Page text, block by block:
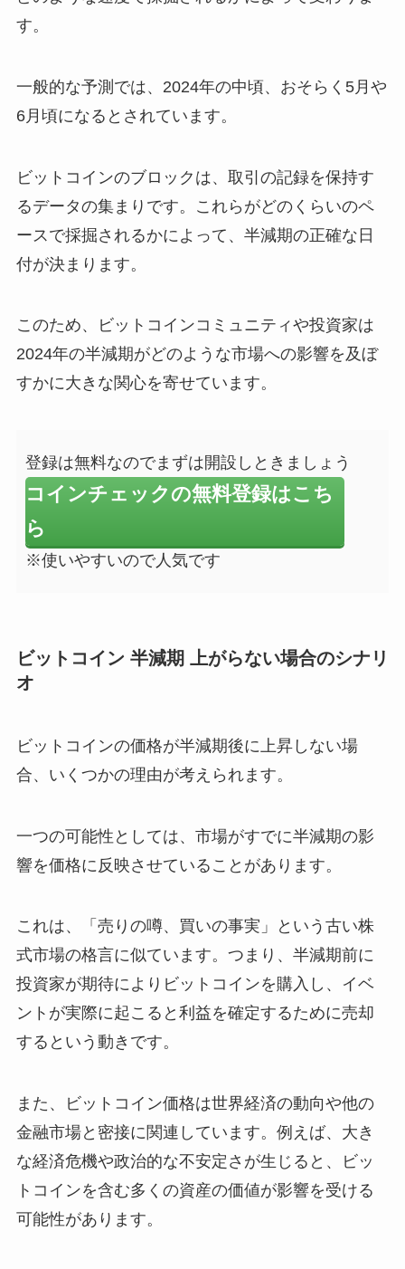
す。
一般的な予測では、2024年の中頃、おそらく5月や
6月頃になるとされています。
ビットコインのブロックは、取引の記録を保持す
るデータの集まりです。これらがどのくらいのペ
ースで採掘されるかによって、半減期の正確な日
付が決まります。
このため、ビットコインコミュニティや投資家は
2024年の半減期がどのような市場への影響を及ぼ
すかに大きな関心を寄せています。
登録は無料なのでまずは開設しときましょう
コインチェックの無料登録はこち
ら
※使いやすいので人気です
ビットコイン 半減期 上がらない場合のシナリ
オ
ビットコインの価格が半減期後に上昇しない場
合、いくつかの理由が考えられます。
一つの可能性としては、市場がすでに半減期の影
響を価格に反映させていることがあります。
これは、「売りの噂、買いの事実」という古い株
式市場の格言に似ています。つまり、半減期前に
投資家が期待によりビットコインを購入し、イベ
ントが実際に起こると利益を確定するために売却
するという動きです。
また、ビットコイン価格は世界経済の動向や他の
金融市場と密接に関連しています。例えば、大き
な経済危機や政治的な不安定さが生じると、ビッ
トコインを含む多くの資産の価値が影響を受ける
可能性があります。